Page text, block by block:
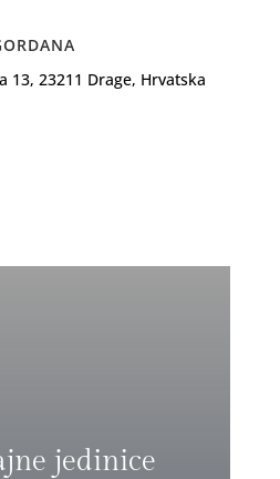
13, 23211 Drage, Hrvatska
jedinice